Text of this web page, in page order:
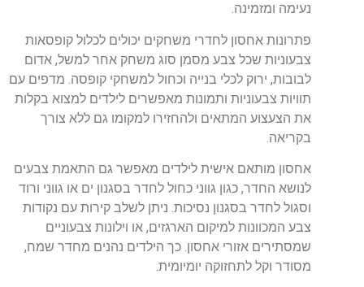
נעימה ומזמינה.
פתרונות אחסון לחדרי משחקים יכולים לכלול קופסאות
צבעוניות שכל צבע מסמן סוג משחק אחר למשל, אדום
לבובות, ירוק לכלי בנייה וכחול למשחקי קופסה. מדפים עם
תוויות צבעוניות ותמונות מאפשרים לילדים למצוא בקלות
את הצעצוע המתאים ולהחזירו למקומו גם ללא צורך
בקריאה.
אחסון מותאם אישית לילדים מאפשר גם התאמת צבעים
לנושא החדר, כגון גווני כחול לחדר בסגנון ים או גווני ורוד
וסגול לחדר בסגנון נסיכות. ניתן לשלב קירות עם נקודות
צבע המכוונות למיקום הארגזים, או וילונות צבעוניים
שמסתירים אזורי אחסון. כך הילדים נהנים מחדר שמח,
מסודר וקל לתחזוקה יומיומית.